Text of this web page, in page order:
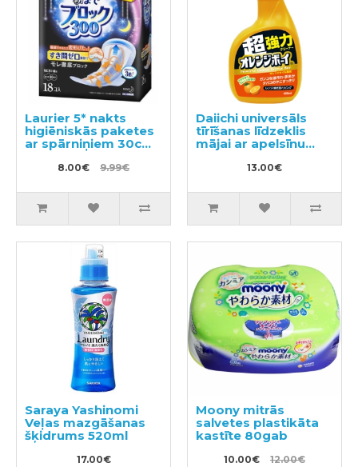
Laurier 5* nakts
higiēniskās paketes
ar spārniņiem 30cm
8.00€ 9.99€
Daiichi universāls
tīrīšanas līdzeklis
mājai ar apelsīnu
13.00€
Saraya Yashinomi
Veļas mazgāšanas
šķidrums 520ml
17.00€
Moony mitrās
salvetes plastikāta
kastīte 80gab
10.00€ 12.00€